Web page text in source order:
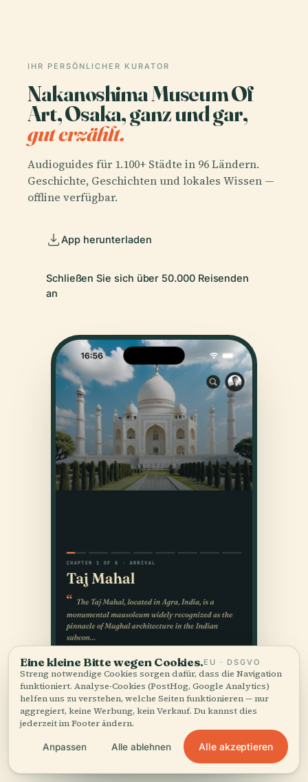
IHR PERSÖNLICHER KURATOR
Nakanoshima Museum Of
Art, Osaka, ganz und gar,
gut erzählt.
Audioguides für 1.100+ Städte in 96 Ländern.
Geschichte, Geschichten und lokales Wissen —
offline verfügbar.
App herunterladen
Schließen Sie sich über 50.000 Reisenden
an
Eine kleine Bitte wegen Cookies.EU · DSGVO
Streng notwendige Cookies sorgen dafür, dass die Navigation
funktioniert. Analyse-Cookies (PostHog, Google Analytics)
helfen uns zu verstehen, welche Seiten funktionieren — nur
aggregiert, keine Werbung, kein Verkauf. Du kannst dies
jederzeit im Footer ändern.
Anpassen Alle ablehnen Alle akzeptieren